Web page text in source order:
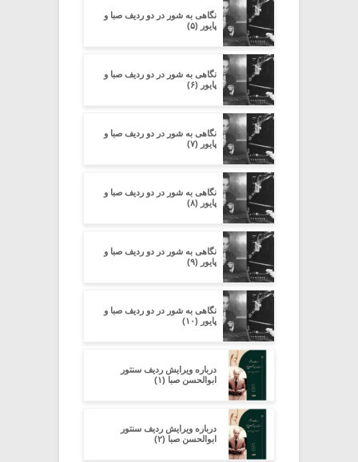
نگاهی به شور در دو ردیف صبا و
پایور (۵)
نگاهی به شور در دو ردیف صبا و
پایور (۶)
نگاهی به شور در دو ردیف صبا و
پایور (۷)
نگاهی به شور در دو ردیف صبا و
پایور (۸)
نگاهی به شور در دو ردیف صبا و
پایور (۹)
نگاهی به شور در دو ردیف صبا و
پایور (۱۰)
درباره ویرایش ردیف سنتور
ابوالحسن صبا (۱)
درباره ویرایش ردیف سنتور
ابوالحسن صبا (۲)